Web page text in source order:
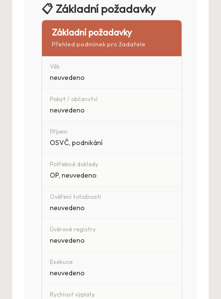
📋 Základní požadavky
Základní požadavky
Přehled podmínek pro žadatele
Věk
neuvedeno
Pobyt / občanství
neuvedeno
Příjem
OSVČ, podnikání
Potřebné doklady
OP, neuvedeno
Ověření totožnosti
neuvedeno
Úvěrové registry
neuvedeno
Exekuce
neuvedeno
Rychlost výplaty